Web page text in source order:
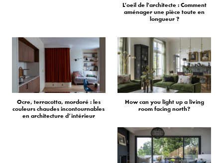
L'oeil de l'architecte : Comment
aménager une pièce toute en
longueur ?
Ocre, terracotta, mordoré : les
couleurs chaudes incontournables
en architecture d’intérieur
How can you light up a living
room facing north?